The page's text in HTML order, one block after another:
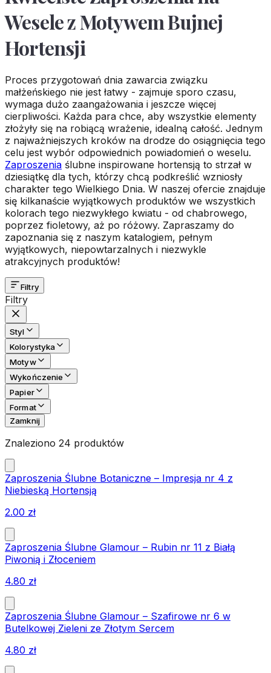
Wesele z Motywem Bujnej
Hortensji
Proces przygotowań dnia zawarcia związku
małżeńskiego nie jest łatwy - zajmuje sporo czasu,
wymaga dużo zaangażowania i jeszcze więcej
cierpliwości. Każda para chce, aby wszystkie elementy
złożyły się na robiącą wrażenie, idealną całość. Jednym
z najważniejszych kroków na drodze do osiągnięcia tego
celu jest wybór odpowiednich powiadomień o weselu.
Zaproszenia ślubne inspirowane hortensją to strzał w
dziesiątkę dla tych, którzy chcą podkreślić wzniosły
charakter tego Wielkiego Dnia. W naszej ofercie znajduje
się kilkanaście wyjątkowych produktów we wszystkich
kolorach tego niezwykłego kwiatu - od chabrowego,
poprzez fioletowy, aż po różowy. Zapraszamy do
zapoznania się z naszym katalogiem, pełnym
wyjątkowych, niepowtarzalnych i niezwykle
atrakcyjnych produktów!
Filtry
Filtry
Styl
Kolorystyka
Motyw
Wykończenie
Papier
Format
Zamknij
Znaleziono 24 produktów
Zaproszenia Ślubne Botaniczne – Impresja nr 4 z
Niebieską Hortensją
2.00 zł
Zaproszenia Ślubne Glamour – Rubin nr 11 z Białą
Piwonią i Złoceniem
4.80 zł
Zaproszenia Ślubne Glamour – Szafirowe nr 6 w
Butelkowej Zieleni ze Złotym Sercem
4.80 zł